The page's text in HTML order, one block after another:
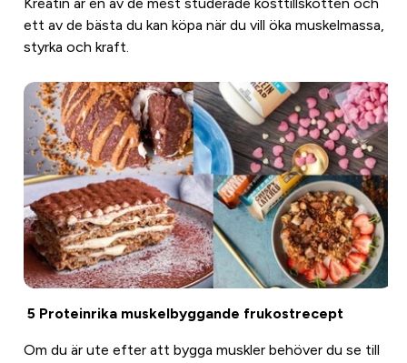
ett av de bästa du kan köpa när du vill öka muskelmassa,
styrka och kraft.
5 Proteinrika muskelbyggande frukostrecept
Om du är ute efter att bygga muskler behöver du se till